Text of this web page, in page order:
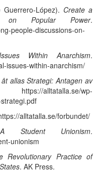
López). Create a
on Popular Power.
people-discussions-on-
Within Anarchism.
issues-within-anarchism/
allas Strategi: Antagen av
alltatalla.se/wp-
alltatalla.se/forbundet/
Student Unionism.
unionism
Revolutionary Practice of
. AK Press.